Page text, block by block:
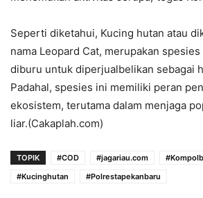
Seperti diketahui, Kucing hutan atau
nama Leopard Cat, merupakan
diburu untuk diperjualbelikan sebagai
Padahal, spesies ini memiliki peran
ekosistem, terutama dalam menjaga
liar.(Cakaplah.com)
TOPIK #COD #jagariau.com
#Kucinghutan
#Polrestapekanbaru